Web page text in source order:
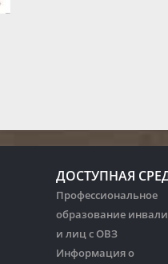
ДОСТУПНАЯ
Профессиональное
образование
и лиц с ОВЗ
Информация о